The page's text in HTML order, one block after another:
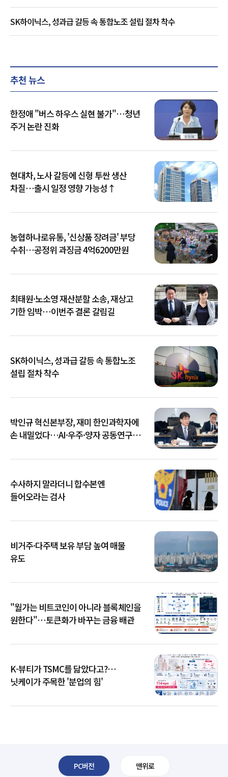
SK하이닉스, 성과급 갈등 속 통합노조 설립 절차 착수
추천 뉴스
한정애 "버스 하우스 실현 불가"…청년
주거 논란 진화
현대차, 노사 갈등에 신형 투싼 생산
차질…출시 일정 영향 가능성↑
농협하나로유통, '신상품 장려금' 부당
수취…공정위 과징금 4억6200만원
최태원·노소영 재산분할 소송, 재상고
기한 임박…이번주 결론 갈림길
SK하이닉스, 성과급 갈등 속 통합노조
설립 절차 착수
박인규 혁신본부장, 재미 한인과학자에
손 내밀었다…AI·우주·양자 공동연구
수사하지 말라더니 합수본엔
들어오라는 검사
비거주·다주택 보유 부담 높여 매물
유도
"월가는 비트코인이 아니라 블록체인을
원한다"…토큰화가 바꾸는 금융 배관
K-뷰티가 TSMC를 닮았다고?…
닛케이가 주목한 '분업의 힘'
PC버전 맨위로